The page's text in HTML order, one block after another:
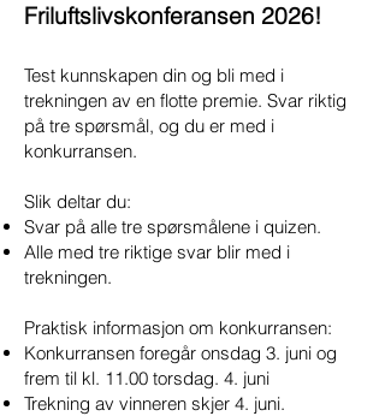
Friluftslivskonferansen 2026!
Test kunnskapen din og bli med i
trekningen av en flotte premie. Svar riktig
på tre spørsmål, og du er med i
konkurransen.
Slik deltar du:
Svar på alle tre spørsmålene i quizen.
Alle med tre riktige svar blir med i
trekningen.
Praktisk informasjon om konkurransen:
Konkurransen foregår onsdag 3. juni og
frem til kl. 11.00 torsdag. 4. juni
Trekning av vinneren skjer 4. juni.